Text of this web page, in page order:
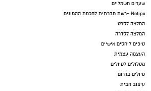
שערים חשמליים
Netips -רשת חברתית לחכמת ההמונים
המלצה לסרט
המלצה לסדרה
טיפים ליחסים אישיים
העצמה עצמית
מסלולים לטיולים
טיולים בדרום
עיצוב הבית